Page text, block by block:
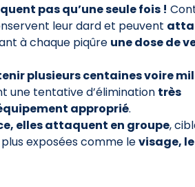
pas qu’une seule fois !
leur dard et peuvent
à chaque piqûre une dose de
plusieurs centaines voire
une tentative d’élimination très
approprié.
elles attaquent en groupe,
exposées comme levisage,